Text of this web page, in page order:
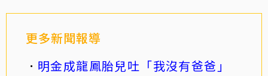
更多新聞報導
明金成龍鳳胎兒吐「我沒有爸爸」